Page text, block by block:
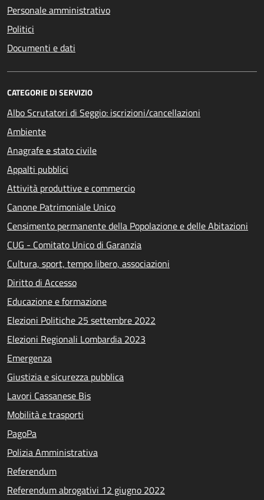
Personale amministrativo
Politici
Documenti e dati
CATEGORIE DI SERVIZIO
Albo Scrutatori di Seggio: iscrizioni/cancellazioni
Ambiente
Anagrafe e stato civile
Appalti pubblici
Attività produttive e commercio
Canone Patrimoniale Unico
Censimento permanente della Popolazione e delle Abitazioni
CUG - Comitato Unico di Garanzia
Cultura, sport, tempo libero, associazioni
Diritto di Accesso
Educazione e formazione
Elezioni Politiche 25 settembre 2022
Elezioni Regionali Lombardia 2023
Emergenza
Giustizia e sicurezza pubblica
Lavori Cassanese Bis
Mobilità e trasporti
PagoPa
Polizia Amministrativa
Referendum
Referendum abrogativi 12 giugno 2022